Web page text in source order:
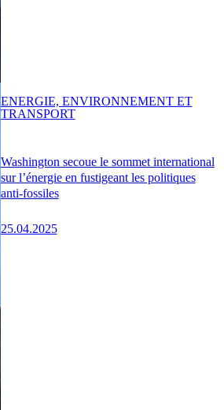
Washington secoue le sommet international
sur l’énergie en fustigeant les politiques
anti-fossiles
25.04.2025
ENERGIE, ENVIRONNEMENT ET
TRANSPORT